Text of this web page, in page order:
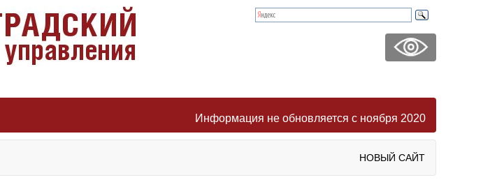
Информация не обновляется с ноября 2020
НОВЫЙ САЙТ